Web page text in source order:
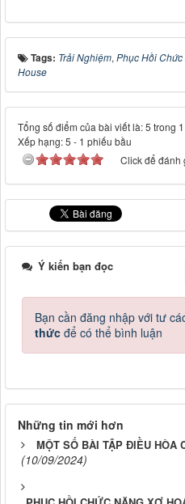
Tags: Trải Nghiệm, Phục Hồi
House
Tổng số điểm của bài viết là: 5 trong
Xếp hạng:5 - 1 phiếu bầu
Click để đánh
Ý kiến bạn đọc
Bạn cần đăng nhập với tư
thức để có thể bình luận
Những tin mới hơn
MỘT SỐ BÀI TẬP ĐIỀU HÒA
(10/09/2024)